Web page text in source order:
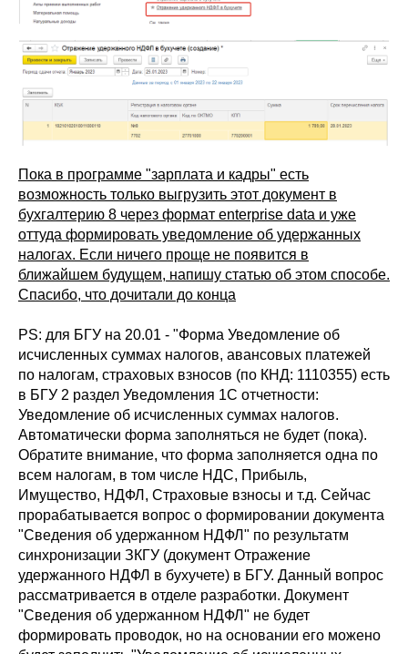
Пока в программе "зарплата и кадры" есть
возможность только выгрузить этот документ в
бухгалтерию 8 через формат enterprise data и уже
оттуда формировать уведомление об удержанных
налогах. Если ничего проще не появится в
ближайшем будущем, напишу статью об этом способе.
Спасибо, что дочитали до конца
PS: для БГУ на 20.01 - "Форма Уведомление об
исчисленных суммах налогов, авансовых платежей
по налогам, страховых взносов (по КНД: 1110355) есть
в БГУ 2 раздел Уведомления 1С отчетности:
Уведомление об исчисленных суммах налогов.
Автоматически форма заполняться не будет (пока).
Обратите внимание, что форма заполняется одна по
всем налогам, в том числе НДС, Прибыль,
Имущество, НДФЛ, Страховые взносы и т.д. Сейчас
прорабатывается вопрос о формировании документа
"Сведения об удержанном НДФЛ" по результатм
синхронизации ЗКГУ (документ Отражение
удержанного НДФЛ в бухучете) в БГУ. Данный вопрос
рассматривается в отделе разработки. Документ
"Сведения об удержанном НДФЛ" не будет
формировать проводок, но на основании его можено